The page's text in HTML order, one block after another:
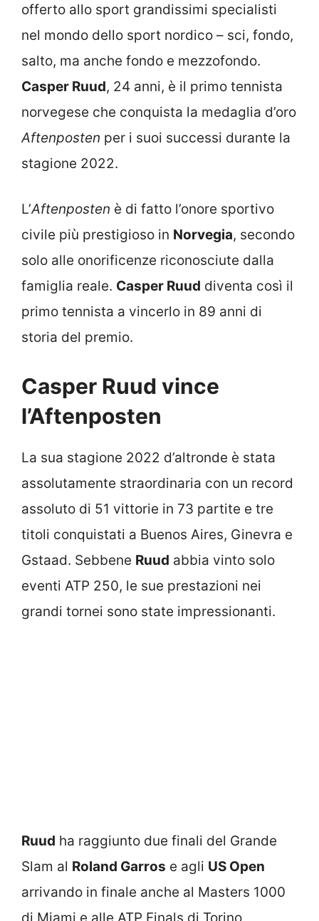
offerto allo sport grandissimi specialisti
nel mondo dello sport nordico – sci, fondo,
salto, ma anche fondo e mezzofondo.
Casper Ruud, 24 anni, è il primo tennista
norvegese che conquista la medaglia d’oro
Aftenposten per i suoi successi durante la
stagione 2022.
L’Aftenposten è di fatto l’onore sportivo
civile più prestigioso in Norvegia, secondo
solo alle onorificenze riconosciute dalla
famiglia reale. Casper Ruud diventa così il
primo tennista a vincerlo in 89 anni di
storia del premio.
Casper Ruud vince
l’Aftenposten
La sua stagione 2022 d’altronde è stata
assolutamente straordinaria con un record
assoluto di 51 vittorie in 73 partite e tre
titoli conquistati a Buenos Aires, Ginevra e
Gstaad. Sebbene Ruud abbia vinto solo
eventi ATP 250, le sue prestazioni nei
grandi tornei sono state impressionanti.
Ruud ha raggiunto due finali del Grande
Slam al Roland Garros e agli US Open
arrivando in finale anche al Masters 1000